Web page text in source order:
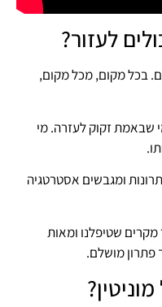
לעזור?
בכל מקום, מכל מקום,
שבאמת זקוק לעזרה. מי
ומגבשים אסטרטגיה
מקרים שטיפלנו ומאות
פתרון מושלם.